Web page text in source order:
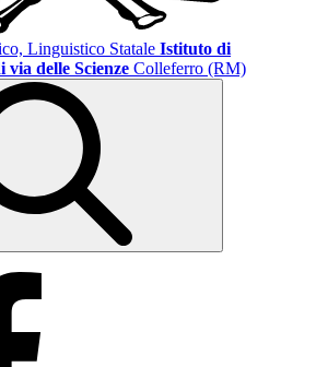
Linguistico Statale Istituto di
delle Scienze Colleferro (RM)